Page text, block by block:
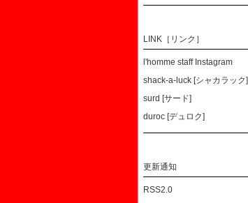
LINK［リンク］
l'homme staff Instagram
shack-a-luck [シャカラック]
surd [サード]
duroc [デュロク]
更新通知
RSS2.0